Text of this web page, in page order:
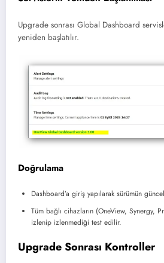
Upgrade sonrası Global Dashboard
yeniden başlatılır.
Doğrulama
Dashboard’a giriş yapılarak sürümün
Tüm bağlı cihazların (OneView, Synergy,
izlenip izlenmediği test edilir.
Upgrade Sonrası Kontroller